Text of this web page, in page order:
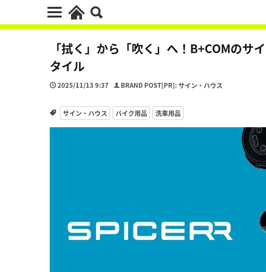
「拭く」から「吹く」へ！B+COMのサ
タイル
2025/11/13 9:37 BRAND POST[PR]: サイン・ハウス
サイン・ハウス バイク用品 洗車用品